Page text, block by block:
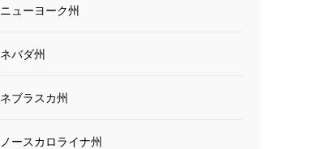
ニューヨーク州
ネバダ州
ネブラスカ州
ノースカロライナ州